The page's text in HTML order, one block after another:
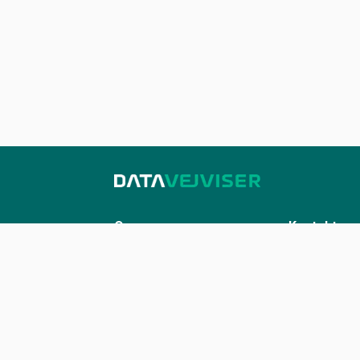
Om os Kontakt